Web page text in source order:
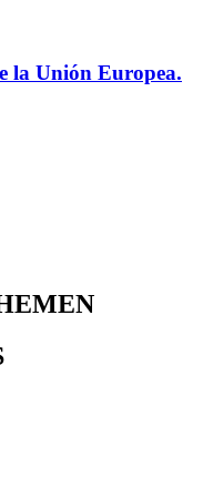
la Unión Europea.